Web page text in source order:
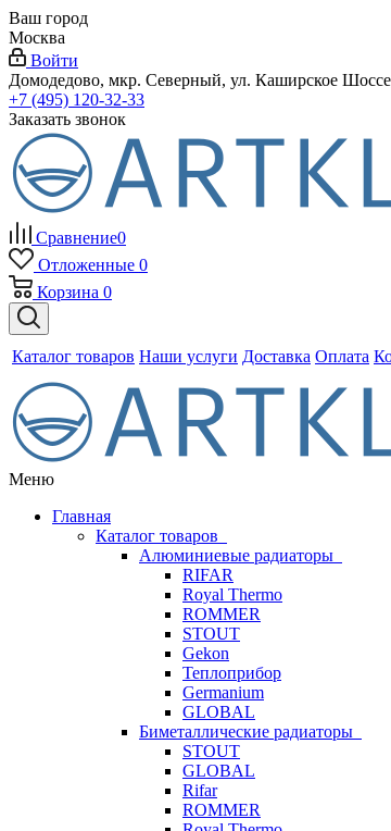
Ваш город
Москва
Войти
Домодедово, мкр. Северный, ул. Каширское
+7 (495) 120-32-33
Заказать звонок
Сравнение0
Отложенные 0
Корзина 0
Каталог товаров Наши услуги Доставка Оплата
Меню
Главная
Каталог товаров
Алюминиевые радиаторы
RIFAR
Royal Thermo
ROMMER
STOUT
Gekon
Теплоприбор
Germanium
GLOBAL
Биметаллические радиаторы
STOUT
GLOBAL
Rifar
ROMMER